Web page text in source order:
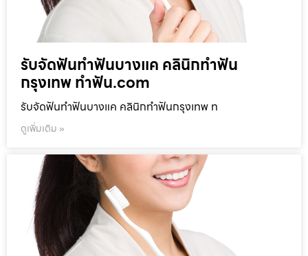
รับจัดฟันทำฟันบางแค คลินิกทำฟัน
กรุงเทพ ทำฟัน.com
รับจัดฟันทำฟันบางแค คลินิกทำฟันกรุงเทพ ท
ดูเพิ่มเติม »